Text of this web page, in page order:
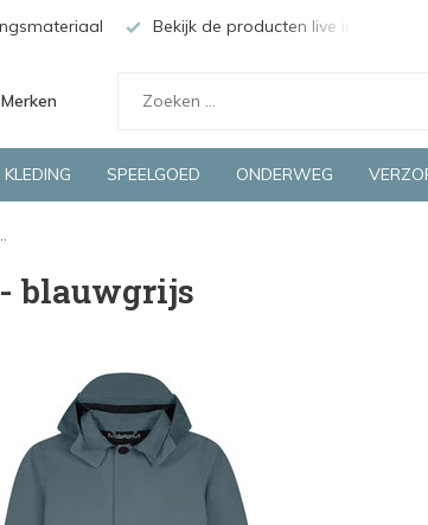
Bekijk de producten live in onze
Merken
KLEDING SPEELGOED ONDERWEG
blauwgrijs